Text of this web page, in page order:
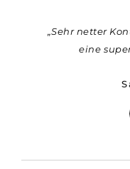
„Sehr netter
eine